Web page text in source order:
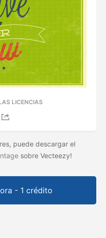
LICENCIAS
puede descargar el
sobre Vecteezy!
- 1 crédito